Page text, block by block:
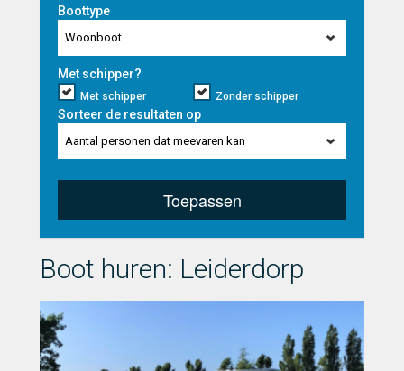
Boottype
Woonboot
Met schipper?
Met schipper Zonder schipper
Sorteer de resultaten op
Aantal personen dat meevaren kan
Toepassen
Boot huren: Leiderdorp